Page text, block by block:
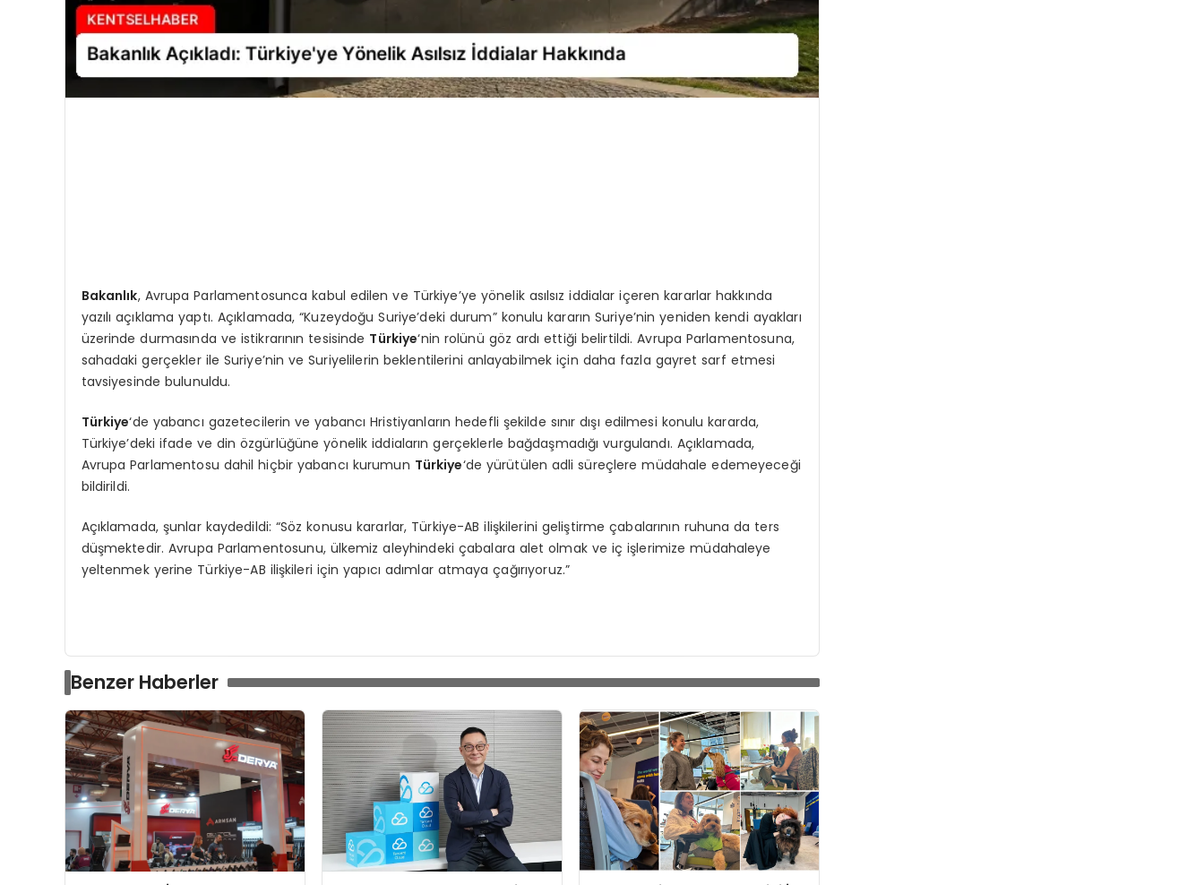
Bakanlık, Avrupa Parlamentosunca kabul edilen ve Türkiye’ye yönelik asılsız iddialar içeren kararlar hakkında
yazılı açıklama yaptı. Açıklamada, “Kuzeydoğu Suriye’deki durum” konulu kararın Suriye’nin yeniden kendi ayakları
üzerinde durmasında ve istikrarının tesisinde Türkiye‘nin rolünü göz ardı ettiği belirtildi. Avrupa Parlamentosuna,
sahadaki gerçekler ile Suriye’nin ve Suriyelilerin beklentilerini anlayabilmek için daha fazla gayret sarf etmesi
tavsiyesinde bulunuldu.
Türkiye‘de yabancı gazetecilerin ve yabancı Hristiyanların hedefli şekilde sınır dışı edilmesi konulu kararda,
Türkiye’deki ifade ve din özgürlüğüne yönelik iddiaların gerçeklerle bağdaşmadığı vurgulandı. Açıklamada,
Avrupa Parlamentosu dahil hiçbir yabancı kurumun Türkiye‘de yürütülen adli süreçlere müdahale edemeyeceği
bildirildi.
Açıklamada, şunlar kaydedildi: “Söz konusu kararlar, Türkiye-AB ilişkilerini geliştirme çabalarının ruhuna da ters
düşmektedir. Avrupa Parlamentosunu, ülkemiz aleyhindeki çabalara alet olmak ve iç işlerimize müdahaleye
yeltenmek yerine Türkiye-AB ilişkileri için yapıcı adımlar atmaya çağırıyoruz.”
Benzer Haberler